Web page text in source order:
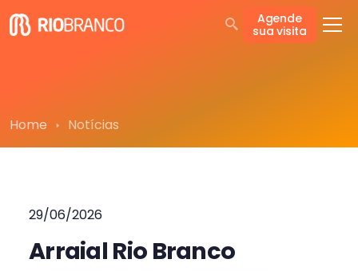
Agende
sua visita
Home Notícias
29/06/2026
Arraial Rio Branco